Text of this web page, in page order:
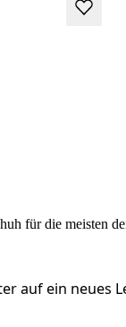
für die meisten
auf ein neues